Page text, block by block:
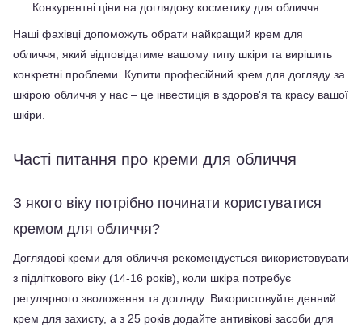
Конкурентні ціни на доглядову косметику для обличчя
Наші фахівці допоможуть обрати найкращий крем для
обличчя, який відповідатиме вашому типу шкіри та вирішить
конкретні проблеми. Купити професійний крем для догляду за
шкірою обличчя у нас – це інвестиція в здоров'я та красу вашої
шкіри.
Часті питання про креми для обличчя
З якого віку потрібно починати користуватися
кремом для обличчя?
Доглядові креми для обличчя рекомендується використовувати
з підліткового віку (14-16 років), коли шкіра потребує
регулярного зволоження та догляду. Використовуйте денний
крем для захисту, а з 25 років додайте антивікові засоби для